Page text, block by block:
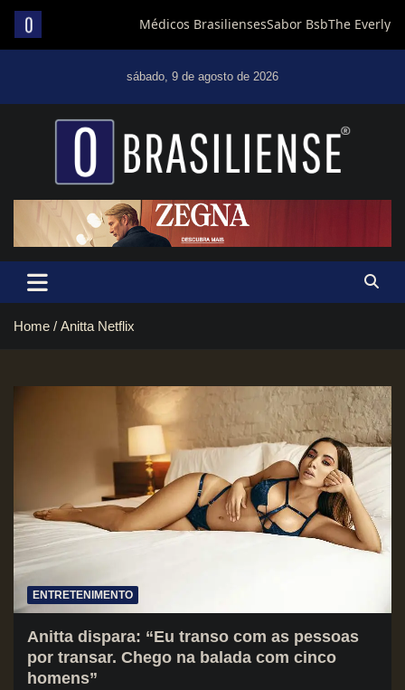
sábado, 9 de agosto de 2026
Um diário de notícias que trabalha por Brasília
Home Anitta Netflix
ENTRETENIMENTO
Anitta dispara: “Eu transo com as pessoas
por transar. Chego na balada com cinco
homens”